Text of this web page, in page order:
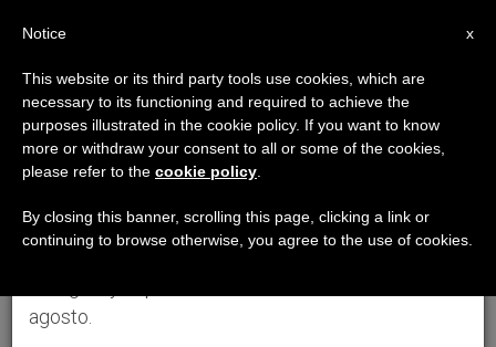
×
Aviso importante
Del 27 de julio al 7 de agosto haremos la pausa
anual, aprovechando que en el periodo de verano
se generan menos informaciones y también el
agosto.
x
Notice
This website or its third party tools use cookies, which are
necessary to its functioning and required to achieve the
purposes illustrated in the cookie policy. If you want to know
more or withdraw your consent to all or some of the cookies,
please refer to the cookie policy
By closing this banner, scrolling this page, clicking a link or
continuing to browse otherwise, you agree to the use of cookies.